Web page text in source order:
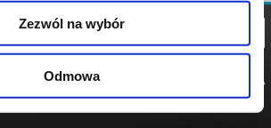
Zezwól na wybór
Odmowa
POLITYKA
POLITYKA